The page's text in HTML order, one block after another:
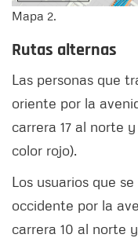
Mapa 2.
Rutas alternas
Las personas que
oriente por la
carrera 17 al norte
color rojo).
Los usuarios que
occidente por la
carrera 10 al norte